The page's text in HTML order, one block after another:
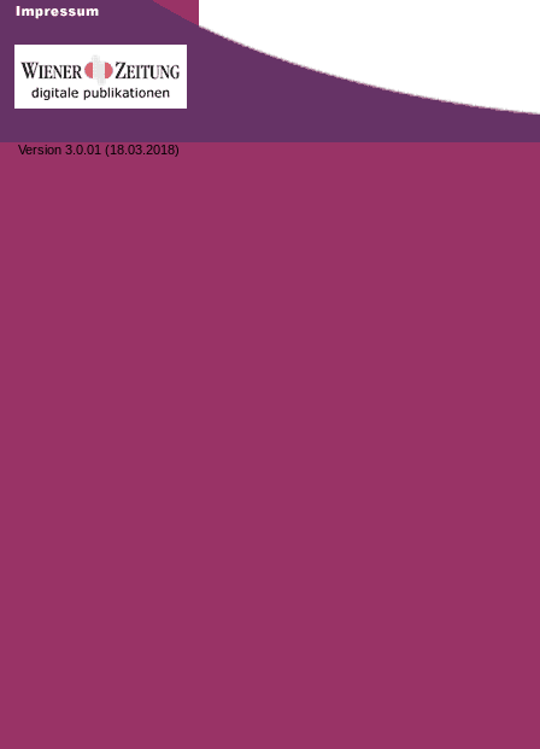
Version 3.0.01 (18.03.2018)